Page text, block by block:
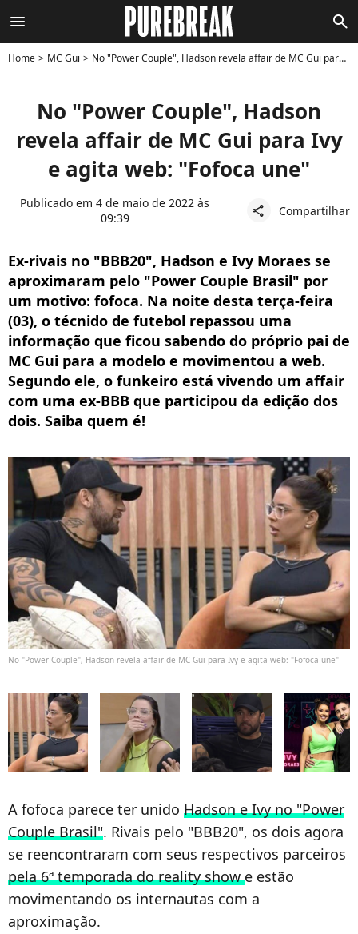
menu search
Home MC Gui No "Power Couple", Hadson revela affair de MC Gui para Ivy e agita web: "Fofoca une"
No "Power Couple", Hadson
revela affair de MC Gui para Ivy
e agita web: "Fofoca une"
Publicado em 4 de maio de 2022 às
09:39
share Compartilhar
Ex-rivais no "BBB20", Hadson e Ivy Moraes se
aproximaram pelo "Power Couple Brasil" por
um motivo: fofoca. Na noite desta terça-feira
(03), o técnido de futebol repassou uma
informação que ficou sabendo do próprio pai de
MC Gui para a modelo e movimentou a web.
Segundo ele, o funkeiro está vivendo um affair
com uma ex-BBB que participou da edição dos
dois. Saiba quem é!
No "Power Couple", Hadson revela affair de MC Gui para Ivy e agita web: "Fofoca une"
A fofoca parece ter unido Hadson e Ivy no "Power
Couple Brasil". Rivais pelo "BBB20", os dois agora
se reencontraram com seus respectivos parceiros
pela 6ª temporada do reality showe estão
movimentando os internautas com a
aproximação.